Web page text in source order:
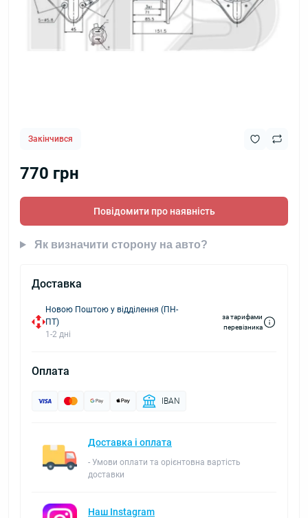
Закінчився
770 грн
Повідомити про наявність
Як визначити сторону на авто?
Доставка
Новою Поштою у відділення (ПН-
ПТ)
1-2 дні
за тарифами
перевізника
Оплата
IBAN
Доставка і оплата
- Умови оплати та орієнтовна вартість
доставки
Наш Instagram